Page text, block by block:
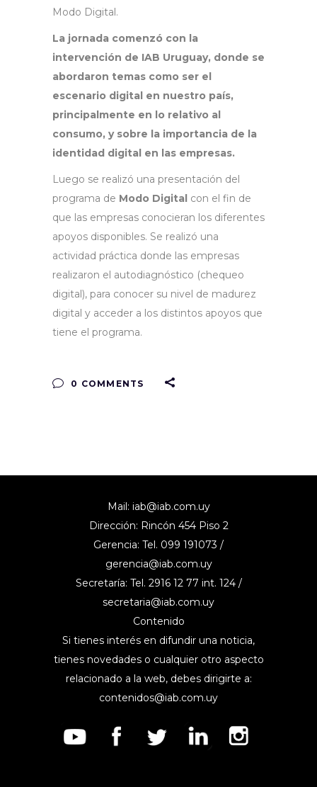
Modo Digital.
La jornada comenzó con la
intervención de IAB Uruguay, donde se
abordaron temas como ser el
escenario digital en nuestro país,
principalmente en lo relativo al
consumo, y sobre la importancia de la
identidad digital en las empresas.
Luego se realizó una presentación del
programa de Modo Digital con el fin de
que las empresas conocieran los diferentes
apoyos disponibles. Se realizó una
actividad práctica donde las empresas
realizaron el autodiagnóstico (chequeo
digital), para conocer su nivel de madurez
digital y acceder a los distintos apoyos que
tiene el programa.
0 COMMENTS
Mail: iab@iab.com.uy
Dirección: Rincón 454 Piso 2
Gerencia: Tel. 099 191073 /
gerencia@iab.com.uy
Secretaría: Tel. 2916 12 77 int. 124 /
secretaria@iab.com.uy
Contenido
Si tienes interés en difundir una noticia,
tienes novedades o cualquier otro aspecto
relacionado a la web, debes dirigirte a:
contenidos@iab.com.uy